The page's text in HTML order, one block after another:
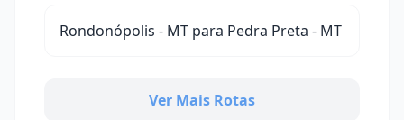
Rondonópolis - MT para Pedra Preta - MT
Ver Mais Rotas